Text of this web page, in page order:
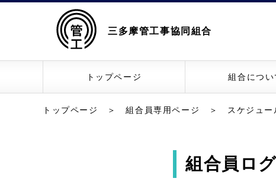
三多摩管工事協同組合
トップページ 組合につい
トップページ ＞組合員専用ページ ＞ スケジュー
組合員ロ